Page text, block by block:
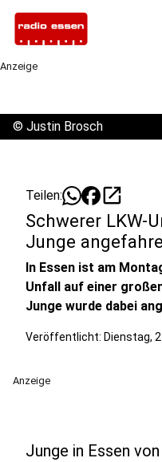
Anzeige
© Justin Brosch
Teilen: open_in_new
Schwerer LKW-
Junge
In Essen ist am
Unfall auf einer
Junge wurde dabei
Veröffentlicht: Dienstag,
Anzeige
Junge in Essen